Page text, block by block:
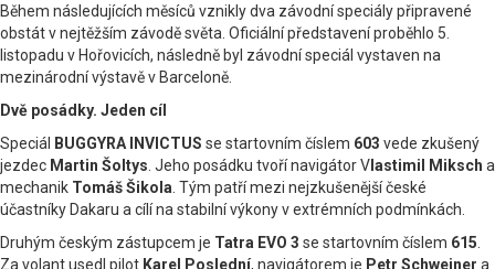
Během následujících měsíců vznikly dva závodní speciály připravené
obstát v nejtěžším závodě světa. Oficiální představení proběhlo 5.
listopadu v Hořovicích, následně byl závodní speciál vystaven na
mezinárodní výstavě v Barceloně.
Dvě posádky. Jeden cíl
Speciál
BUGGYRA INVICTUS se startovním číslem 603 vede zkušený
jezdec Martin Šoltys . Jeho posádku tvoří navigátor V lastimil Miksch a
mechanik Tomáš Šikola . Tým patří mezi nejzkušenější české
účastníky Dakaru a cílí na stabilní výkony v extrémních podmínkách.
Druhým českým zástupcem je Tatra EVO 3 se startovním číslem 615
Za volant usedl pilot Karel Poslední, navigátorem je Petr Schweiner a